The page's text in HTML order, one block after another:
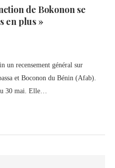
de Bokonon se
en plus »
un recensement général sur
et Boconon du Bénin (Afab).
30 mai. Elle…